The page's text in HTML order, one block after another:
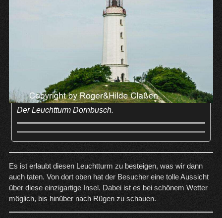
Der Leuchtturm Dornbusch.
Es ist erlaubt diesen Leuchtturm zu besteigen, was wir dann
auch taten. Von dort oben hat der Besucher eine tolle Aussicht
über diese einzigartige Insel. Dabei ist es bei schönem Wetter
möglich, bis hinüber nach Rügen zu schauen.